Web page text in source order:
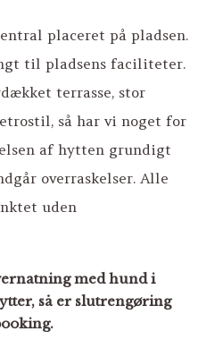
placeret på pladsen.
til pladsens faciliteter.
terrasse, stor
så har vi noget for
af hytten grundigt
overraskelser. Alle
uden
med hund i
så er slutrengøring